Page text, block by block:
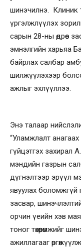
шинэчилнэ. Клиник
үргэлжлүүлэх
сарын 28-ны өдрөөс
эмнэлгийн харьяа
байрлах салбар
шилжүүлэхээр
ажлыг эхлүүллээ.
Энэ талаар
“Уламжлалт
гүйцэтгэх захирал
мэндийн газрын
дүгнэлтээр эрүүл
явуулах боломжгүй
засвар,
орчин үеийн хэв
тоног төхөөрөмжийг
ажиллагааг